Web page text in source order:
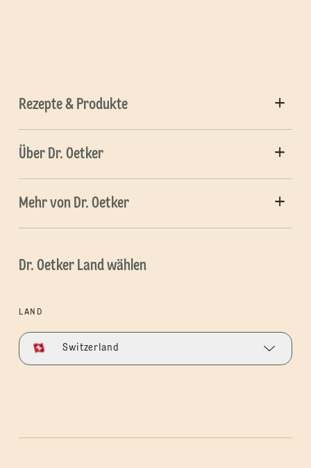
Rezepte & Produkte
Über Dr. Oetker
Mehr von Dr. Oetker
Dr. Oetker Land wählen
LAND
Switzerland